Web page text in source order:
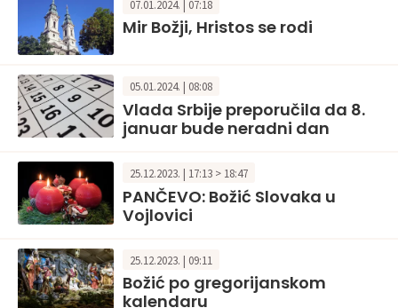
07.01.2024. | 07:18
Mir Božji, Hristos se rodi
05.01.2024. | 08:08
Vlada Srbije preporučila da 8.
januar bude neradni dan
25.12.2023. | 17:13 > 18:47
PANČEVO: Božić Slovaka u
Vojlovici
25.12.2023. | 09:11
Božić po gregorijanskom
kalendaru